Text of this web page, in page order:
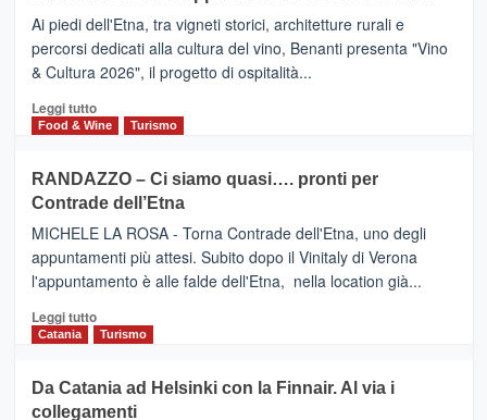
Alcantara
nei
primi
nella
classifica
DOMENICO
PALACE
TAORMINA,
UN
HOTEL
FOUR
IL
NUOVO
SUMMER
CLUB
Ai piedi dell'Etna, tra vigneti storici, architetture rurali e
percorsi dedicati alla cultura del vino, Benanti presenta "Vino
& Cultura 2026", il progetto di ospitalità...
Leggi tuttoLeggi
di
VIAGRANDE
(Ct)
–
Benanti
presenta
“Vino
&
Cultura
tappe
dell’enoturismo
Food & Wine Turismo
RANDAZZO – Ci siamo quasi…. pronti per
Contrade dell’Etna
MICHELE LA ROSA - Torna Contrade dell'Etna, uno degli
appuntamenti più attesi. Subito dopo il Vinitaly di Verona
l'appuntamento è alle falde dell'Etna, nella location già...
Leggi tuttoLeggi
di
RANDAZZO
–
Catania Turismo
Da Catania ad Helsinki con la Finnair. Al via i
collegamenti